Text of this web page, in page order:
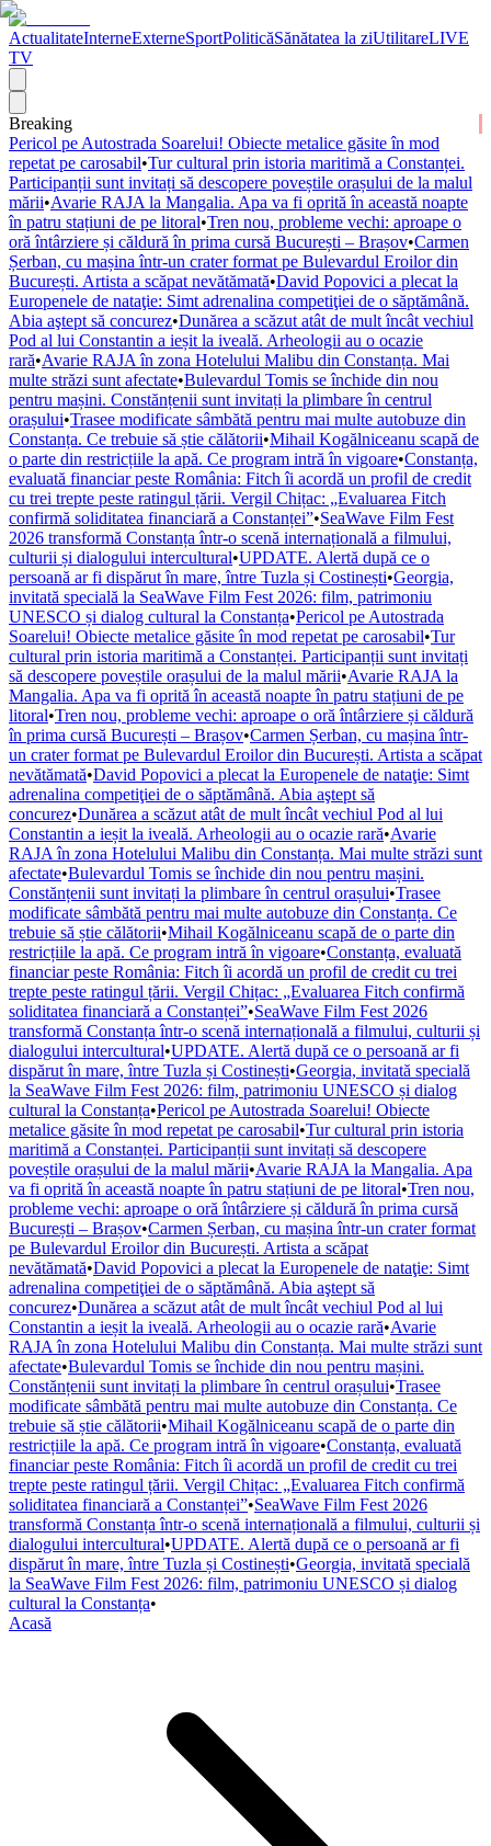
ActualitateInterneExterneSportPoliticăSănătatea la ziUtilitareLIVE
TV
Breaking
Pericol pe Autostrada Soarelui! Obiecte metalice găsite în mod
repetat pe carosabil•Tur cultural prin istoria maritimă a Constanței.
Participanții sunt invitați să descopere poveștile orașului de la malul
mării•Avarie RAJA la Mangalia. Apa va fi oprită în această noapte
în patru stațiuni de pe litoral•Tren nou, probleme vechi: aproape o
oră întârziere și căldură în prima cursă București – Brașov•Carmen
Șerban, cu mașina într-un crater format pe Bulevardul Eroilor din
București. Artista a scăpat nevătămată•David Popovici a plecat la
Europenele de nataţie: Simt adrenalina competiţiei de o săptămână.
Abia aştept să concurez•Dunărea a scăzut atât de mult încât vechiul
Pod al lui Constantin a ieșit la iveală. Arheologii au o ocazie
rară•Avarie RAJA în zona Hotelului Malibu din Constanța. Mai
multe străzi sunt afectate•Bulevardul Tomis se închide din nou
pentru mașini. Constănțenii sunt invitați la plimbare în centrul
orașului•Trasee modificate sâmbătă pentru mai multe autobuze din
Constanța. Ce trebuie să știe călătorii•Mihail Kogălniceanu scapă de
o parte din restricțiile la apă. Ce program intră în vigoare•Constanța,
evaluată financiar peste România: Fitch îi acordă un profil de credit
cu trei trepte peste ratingul țării. Vergil Chițac: „Evaluarea Fitch
confirmă soliditatea financiară a Constanței”•SeaWave Film Fest
2026 transformă Constanța într-o scenă internațională a filmului,
culturii și dialogului intercultural•UPDATE. Alertă după ce o
persoană ar fi dispărut în mare, între Tuzla și Costinești•Georgia,
invitată specială la SeaWave Film Fest 2026: film, patrimoniu
UNESCO și dialog cultural la Constanța•Pericol pe Autostrada
Soarelui! Obiecte metalice găsite în mod repetat pe carosabil•Tur
cultural prin istoria maritimă a Constanței. Participanții sunt invitați
să descopere poveștile orașului de la malul mării•Avarie RAJA la
Mangalia. Apa va fi oprită în această noapte în patru stațiuni de pe
litoral•Tren nou, probleme vechi: aproape o oră întârziere și căldură
în prima cursă București – Brașov•Carmen Șerban, cu mașina într-
un crater format pe Bulevardul Eroilor din București. Artista a scăpat
nevătămată•David Popovici a plecat la Europenele de nataţie: Simt
adrenalina competiţiei de o săptămână. Abia aştept să
concurez•Dunărea a scăzut atât de mult încât vechiul Pod al lui
Constantin a ieșit la iveală. Arheologii au o ocazie rară•Avarie
RAJA în zona Hotelului Malibu din Constanța. Mai multe străzi sunt
afectate•Bulevardul Tomis se închide din nou pentru mașini.
Constănțenii sunt invitați la plimbare în centrul orașului•Trasee
modificate sâmbătă pentru mai multe autobuze din Constanța. Ce
trebuie să știe călătorii•Mihail Kogălniceanu scapă de o parte din
restricțiile la apă. Ce program intră în vigoare•Constanța, evaluată
financiar peste România: Fitch îi acordă un profil de credit cu trei
trepte peste ratingul țării. Vergil Chițac: „Evaluarea Fitch confirmă
soliditatea financiară a Constanței”•SeaWave Film Fest 2026
transformă Constanța într-o scenă internațională a filmului, culturii și
dialogului intercultural•UPDATE. Alertă după ce o persoană ar fi
dispărut în mare, între Tuzla și Costinești•Georgia, invitată specială
la SeaWave Film Fest 2026: film, patrimoniu UNESCO și dialog
cultural la Constanța•Pericol pe Autostrada Soarelui! Obiecte
metalice găsite în mod repetat pe carosabil•Tur cultural prin istoria
maritimă a Constanței. Participanții sunt invitați să descopere
poveștile orașului de la malul mării•Avarie RAJA la Mangalia. Apa
va fi oprită în această noapte în patru stațiuni de pe litoral•Tren nou,
probleme vechi: aproape o oră întârziere și căldură în prima cursă
București – Brașov•Carmen Șerban, cu mașina într-un crater format
pe Bulevardul Eroilor din București. Artista a scăpat
nevătămată•David Popovici a plecat la Europenele de nataţie: Simt
adrenalina competiţiei de o săptămână. Abia aştept să
concurez•Dunărea a scăzut atât de mult încât vechiul Pod al lui
Constantin a ieșit la iveală. Arheologii au o ocazie rară•Avarie
RAJA în zona Hotelului Malibu din Constanța. Mai multe străzi sunt
afectate•Bulevardul Tomis se închide din nou pentru mașini.
Constănțenii sunt invitați la plimbare în centrul orașului•Trasee
modificate sâmbătă pentru mai multe autobuze din Constanța. Ce
trebuie să știe călătorii•Mihail Kogălniceanu scapă de o parte din
restricțiile la apă. Ce program intră în vigoare•Constanța, evaluată
financiar peste România: Fitch îi acordă un profil de credit cu trei
trepte peste ratingul țării. Vergil Chițac: „Evaluarea Fitch confirmă
soliditatea financiară a Constanței”•SeaWave Film Fest 2026
transformă Constanța într-o scenă internațională a filmului, culturii și
dialogului intercultural•UPDATE. Alertă după ce o persoană ar fi
dispărut în mare, între Tuzla și Costinești•Georgia, invitată specială
la SeaWave Film Fest 2026: film, patrimoniu UNESCO și dialog
cultural la Constanța•
Acasă